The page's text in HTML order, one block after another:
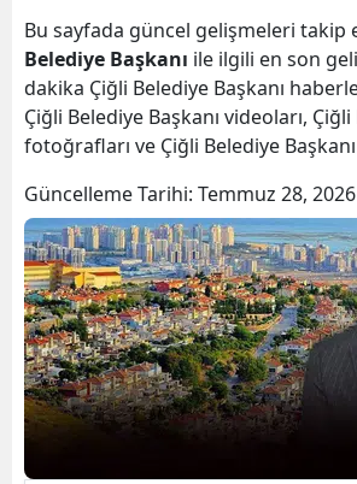
Bu sayfada güncel gelişmeleri takip
Belediye Başkanı ile ilgili en son
dakika Çiğli Belediye Başkanı
Çiğli Belediye Başkanı videoları,
fotoğrafları ve Çiğli Belediye
Güncelleme Tarihi: Temmuz 28,